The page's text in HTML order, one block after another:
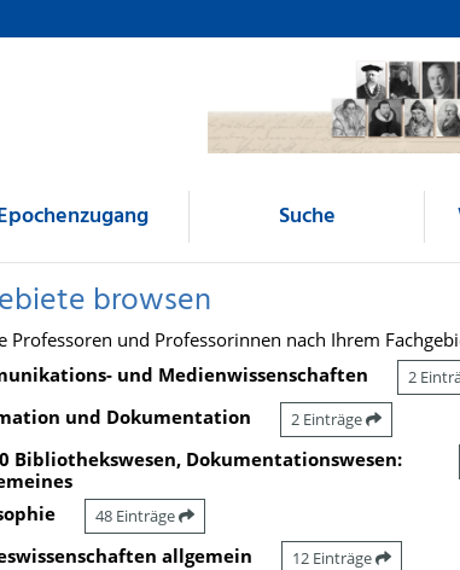
Suche
browsen
Professoren und Professorinnen nach Ihrem
und Medienwissenschaften
2
und Dokumentation 2 Einträge
Bibliothekswesen, Dokumentationswesen:
48 Einträge
allgemein 12 Einträge